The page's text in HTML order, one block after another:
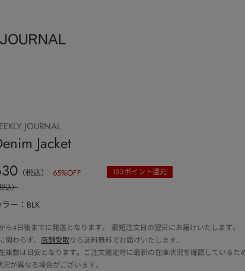
JOURNAL
Jacket
（税込） 65%OFF 133ポイント還元
込）
ー：BLK
ら4日後までに発送となります。 最短注文日の翌日にお届けいたします。
関わらず、 店舗受取なら送料無料でお届けいたします。
庫数は目安となります。ご注文確定時に最新の在庫状況を確認しているた
が異なる場合がございます。